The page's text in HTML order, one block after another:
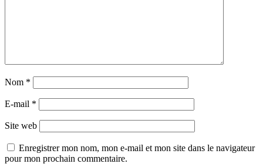
Nom *
E-mail *
Site web
Enregistrer mon nom, mon e-mail et mon site dans le navigateur
pour mon prochain commentaire.